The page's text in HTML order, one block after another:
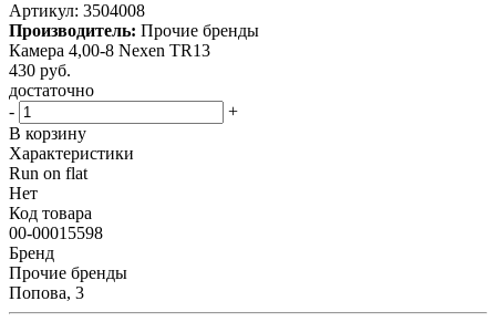
Артикул: 3504008
Производитель: Прочие бренды
Камера 4,00-8 Nexen TR13
430 руб.
достаточно
-
+
В корзину
Характеристики
Run on flat
Нет
Код товара
00-00015598
Бренд
Прочие бренды
Попова, 3